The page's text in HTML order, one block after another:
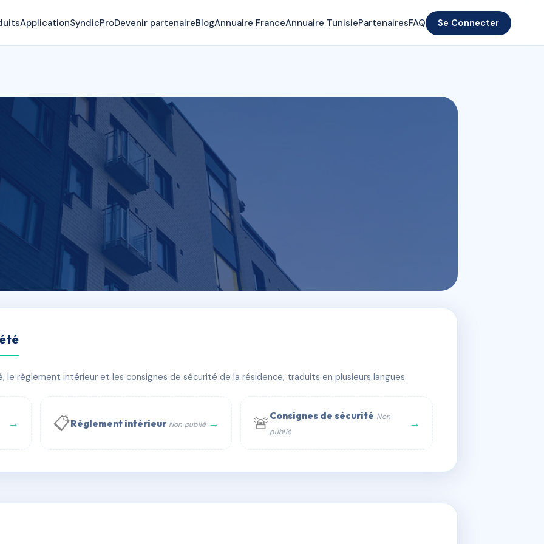
ApplicationSyndicProDevenir partenaireBlogAnnuaire FranceAnnuaire TunisiePartenairesFAQ Se Connecter
CURIE
WhatsApp
règlement intérieur et les consignes de sécurité de la résidence, traduits en plusieurs langues.
→ 📋Règlement intérieur Non publié → 🚨 Consignes de sécurité Non
publié
→
AC1956101 🇫🇷